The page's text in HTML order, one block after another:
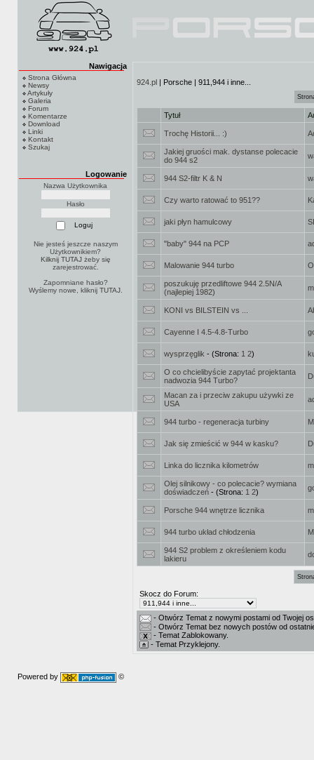
Nawigacja
Strona Główna
Newsy
Artykuły
Galeria
Forum
Komentarze
Download
Linki
Kontakt
Szukaj
Logowanie
Nazwa Użytkownika
Hasło
Nie jesteś jeszcze naszym
Użytkownikiem?
Kilknij TUTAJżeby się
zarejestrować.
Zapomniane hasło?
Wyślemy nowe, kliknij TUTAJ.
924.pl | Porsche | 911,944 i inne...
Tytuł
Trochę Historii... :)
Jakiej gruości mak. dystanse polecacie
do 944 s2
944 S2-filtr K & N
Czy warto ratować to 951??
jaki płyn hamulcowy
"baby" 944 na PCP
Malowanie 944 turbo
poszukuję przedliftowe 944 2.5N/A
(najlepiej 1982)
KONI vs BILSTEIN vs ...
Cayenne I 4.5-4.8-Turbo
wysprzęglik - (Strona: 1 2)
O co chcielibyście zapytać projektanta
nadwozia 944 Turbo?
Macan za i przeciw zakupu używki ze
USA
944 turbo - regeneracja turbiny
Jak się zmieścić w 944 w kasku?
Linka do licznika kilometrów
Olej silnikowy - co polecacie? wymiana
doświadczeń - (Strona: 1 2)
Porsche 944 wnętrze licznika
944 turbo układ chłodzenia
944 S2 problem z określeniem kodu
lakieru
Skocz do Forum:
- Otwórz Temat z nowymi postami od Twojej
- Otwórz Temat bez nowych postów od
- Temat Zablokowany.
- Temat Przyklejony.
Powered by ©